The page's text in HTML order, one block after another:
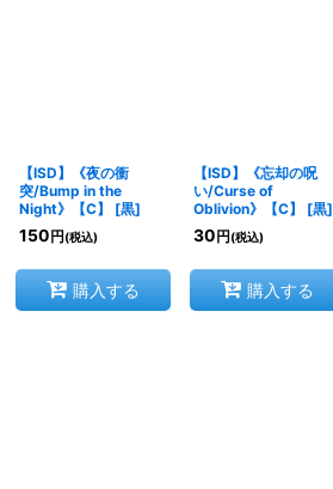
【ISD】《夜の衝
突/Bump in the
Night》【C】
[黒]
150 円 (税込)
購入する
【ISD】《忘却の呪
い/Curse of
Oblivion》【C】
[黒]
30 円 (税込)
購入する